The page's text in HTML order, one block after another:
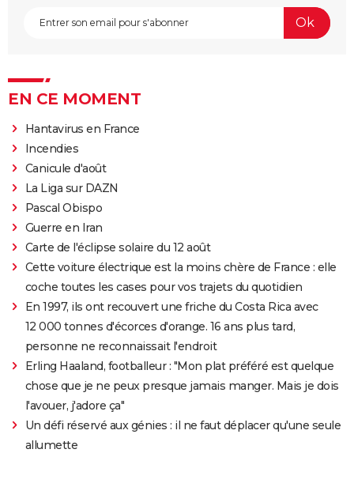
EN CE MOMENT
Hantavirus en France
Incendies
Canicule d'août
La Liga sur DAZN
Pascal Obispo
Guerre en Iran
Carte de l'éclipse solaire du 12 août
Cette voiture électrique est la moins chère de France : elle
coche toutes les cases pour vos trajets du quotidien
En 1997, ils ont recouvert une friche du Costa Rica avec
12 000 tonnes d'écorces d'orange. 16 ans plus tard,
personne ne reconnaissait l'endroit
Erling Haaland, footballeur : "Mon plat préféré est quelque
chose que je ne peux presque jamais manger. Mais je dois
l'avouer, j'adore ça"
Un défi réservé aux génies : il ne faut déplacer qu'une seule
allumette